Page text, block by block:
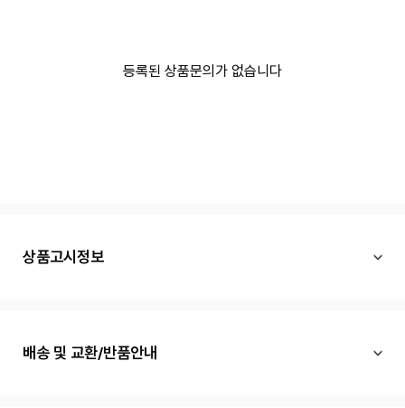
등록된 상품문의가 없습니다
상품고시정보
배송 및 교환/반품안내